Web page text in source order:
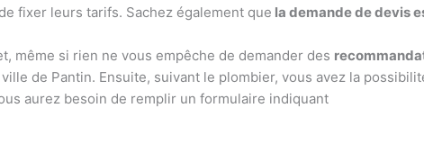
fixer leurs tarifs. Sachez également que la demande de devis
même si rien ne vous empêche de demander des
de Pantin. Ensuite, suivant le plombier, vous avez la
aurez besoin de remplir un formulaire indiquant